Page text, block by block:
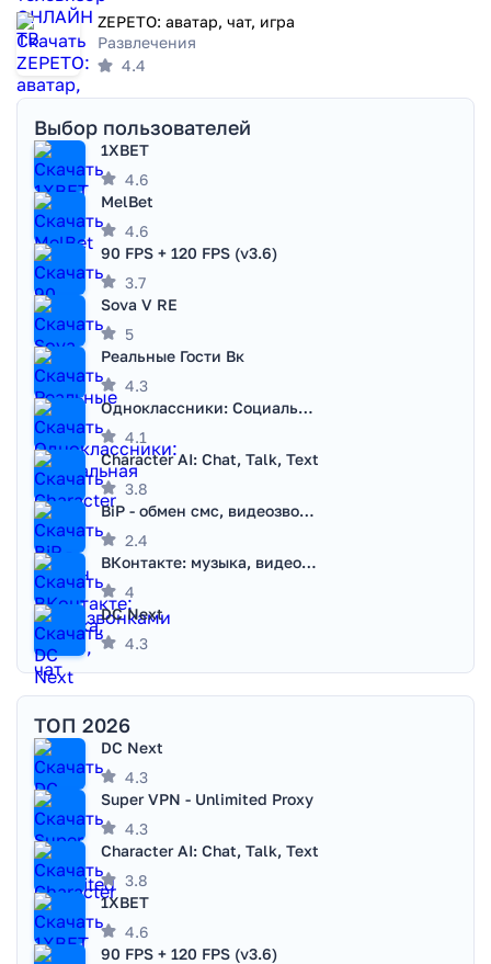
ZEPETO: аватар, чат, игра
Развлечения
4.4
Выбор пользователей
1XBET
4.6
MelBet
4.6
90 FPS + 120 FPS (v3.6)
3.7
Sova V RE
5
Реальные Гости Вк
4.3
Одноклассники: Социальная сеть
4.1
Character AI: Chat, Talk, Text
3.8
BiP - обмен смс, видеозвонками
2.4
ВКонтакте: музыка, видео, чат
4
DC Next
4.3
ТОП 2026
DC Next
4.3
Super VPN - Unlimited Proxy
4.3
Character AI: Chat, Talk, Text
3.8
1XBET
4.6
90 FPS + 120 FPS (v3.6)